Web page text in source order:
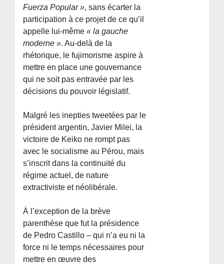
Fuerza Popular », sans écarter la
participation à ce projet de ce qu’il
appelle lui-même« la gauche
moderne ». Au-delà de la
rhétorique, le fujimorisme aspire à
mettre en place une gouvernance
qui ne soit pas entravée par les
décisions du pouvoir législatif.
Malgré les inepties tweetées par le
président argentin, Javier Milei, la
victoire de Keiko ne rompt pas
avec le socialisme au Pérou, mais
s’inscrit dans la continuité du
régime actuel, de nature
extractiviste et néolibérale.
À l’exception de la brève
parenthèse que fut la présidence
de Pedro Castillo – qui n’a eu ni la
force ni le temps nécessaires pour
mettre en œuvre des